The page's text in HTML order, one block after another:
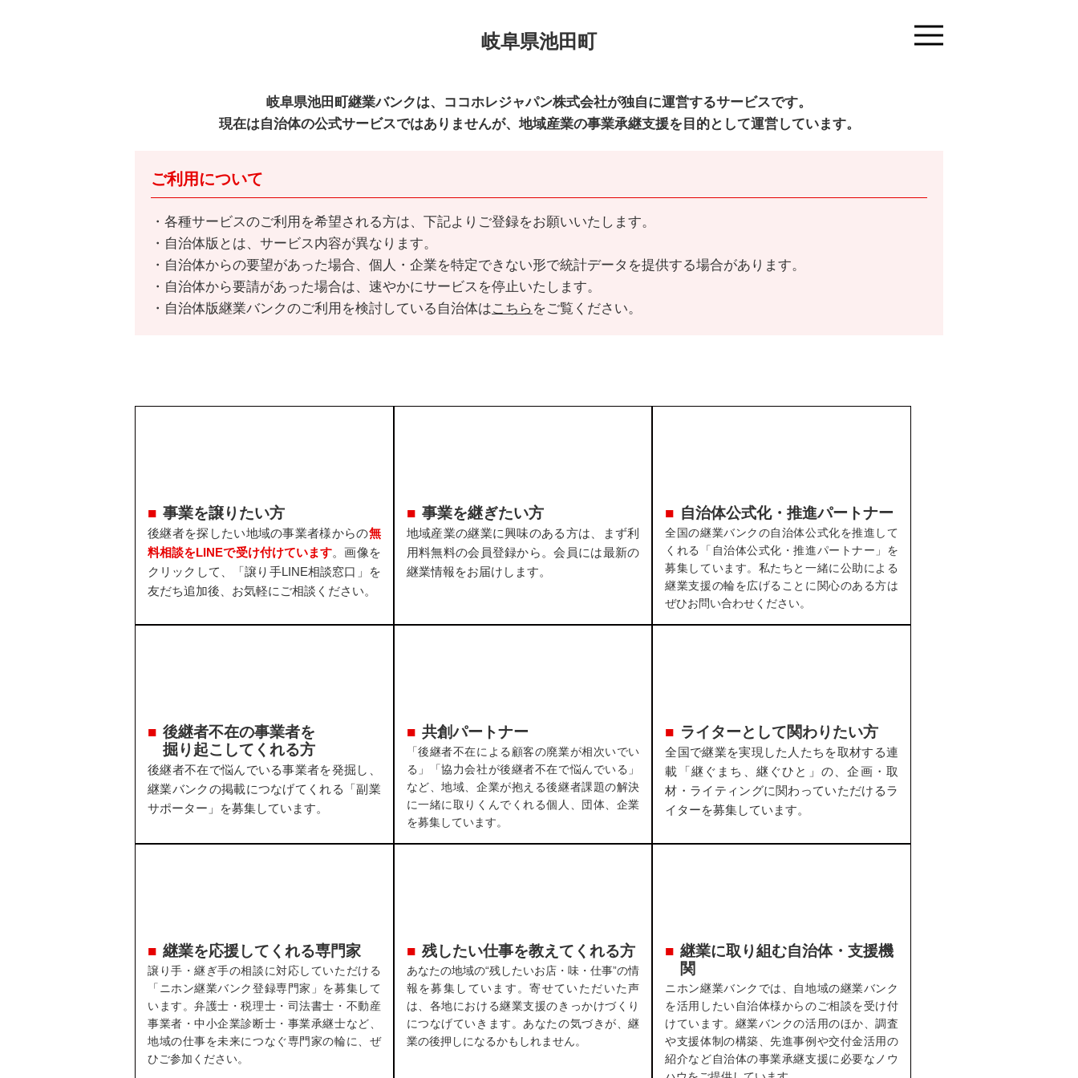
岐阜県池田町
岐阜県池田町継業バンクは、ココホレジャパン株式会社が独自に運営するサービスです。
現在は自治体の公式サービスではありませんが、地域産業の事業承継支援を目的として運営しています。
ご利用について
各種サービスのご利用を希望される方は、下記よりご登録をお願いいたします。
自治体版とは、サービス内容が異なります。
自治体からの要望があった場合、個人・企業を特定できない形で統計データを提供する場合があります。
自治体から要請があった場合は、速やかにサービスを停止いたします。
自治体版継業バンクのご利用を検討している自治体はこちら をご覧ください。
事業を譲りたい方
後継者を探したい地域の事業者様からの無
料相談をLINEで受け付けています。画像を
クリックして、「譲り手LINE相談窓口」を
友だち追加後、お気軽にご相談ください。
事業を継ぎたい方
地域産業の継業に興味のある方は、まず利
用料無料の会員登録から。会員には最新の
継業情報をお届けします。
自治体公式化・推進パートナー
全国の継業バンクの自治体公式化を推進して
くれる「自治体公式化・推進パートナー」を
募集しています。私たちと一緒に公助による
継業支援の輪を広げることに関心のある方は
ぜひお問い合わせください。
後継者不在の事業者を
掘り起こしてくれる方
後継者不在で悩んでいる事業者を発掘し、
継業バンクの掲載につなげてくれる「副業
サポーター」を募集しています。
共創パートナー
「後継者不在による顧客の廃業が相次いでい
る」「協力会社が後継者不在で悩んでいる」
など、地域、企業が抱える後継者課題の解決
に一緒に取りくんでくれる個人、団体、企業
を募集しています。
ライターとして関わりたい方
全国で継業を実現した人たちを取材する連
載「継ぐまち、継ぐひと」の、企画・取
材・ライティングに関わっていただけるラ
イターを募集しています。
継業を応援してくれる専門家
譲り手・継ぎ手の相談に対応していただける
「ニホン継業バンク登録専門家」を募集して
います。弁護士・税理士・司法書士・不動産
事業者・中小企業診断士・事業承継士など、
地域の仕事を未来につなぐ専門家の輪に、ぜ
ひご参加ください。
残したい仕事を教えてくれる方
あなたの地域の“残したいお店・味・仕事”の情
報を募集しています。寄せていただいた声
は、各地における継業支援のきっかけづくり
につなげていきます。あなたの気づきが、継
業の後押しになるかもしれません。
継業に取り組む自治体・支援機
関
ニホン継業バンクでは、自地域の継業バンク
を活用したい自治体様からのご相談を受け付
けています。継業バンクの活用のほか、調査
や支援体制の構築、先進事例や交付金活用の
紹介など自治体の事業承継支援に必要なノウ